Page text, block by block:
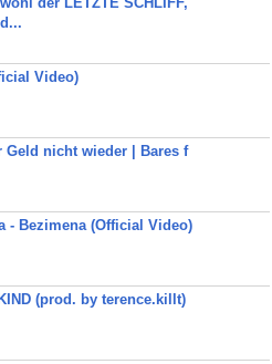
Video)
nicht wieder | Bares f
- Bezimena (Official Video)
(prod. by terence.killt)